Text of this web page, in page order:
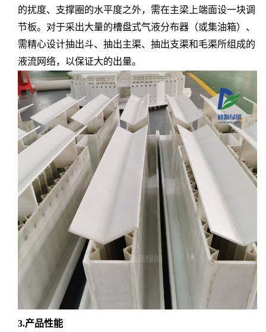
的扰度、支撑圈的水平度之外，需在主梁上端面设一块调
节板。对于采出大量的槽盘式气液分布器（或集油箱）、
需精心设计抽出斗、抽出主渠、抽出支渠和毛渠所组成的
液流网络，以保证大的出量。
3.产品性能